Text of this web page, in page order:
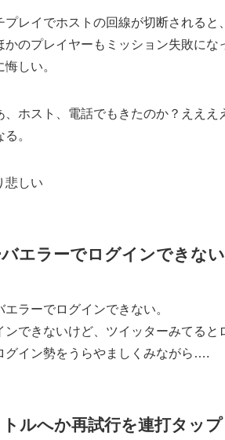
プレイでホストの回線が切断されると、
かのプレイヤーもミッション失敗にな
しい。
、ホスト、電話でもきたのか？えええ
。
悲しい
エラーでログインできない
エラーでログインできない。
ンできないけど、ツイッターみてると
グイン勢をうらやましくみながら….
ルへか再試行を連打タップ